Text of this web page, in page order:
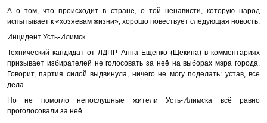
А о том, что происходит в стране, о той ненависти, которую народ
испытывает к «хозяевам жизни», хорошо повествует следующая новость:
Инцидент Усть-Илимск.
Технический кандидат от ЛДПР Анна Ещенко (Щёкина) в комментариях
призывает избирателей не голосовать за неё на выборах мэра города.
Говорит, партия силой выдвинула, ничего не могу поделать: устав, все
дела.
Но не помогло непослушные жители Усть-Илимска всё равно
проголосовали за неё.